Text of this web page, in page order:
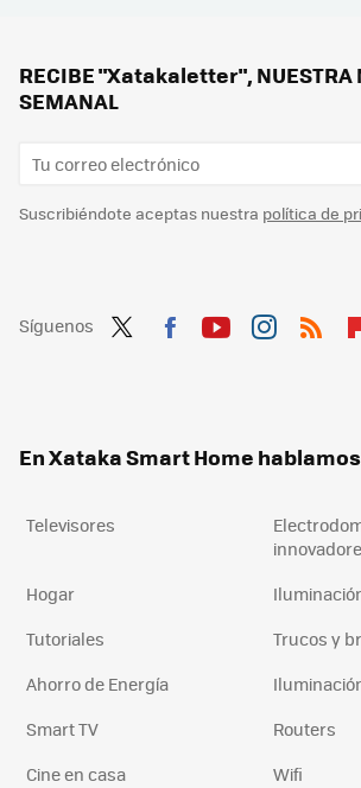
RECIBE "Xatakaletter", NUESTRA
SEMANAL
Suscribiéndote aceptas nuestra política de
Síguenos
En Xataka Smart Home
Televisores
Hogar
Tutoriales
Trucos y
Ahorro de Energía
Smart TV
Routers
Cine en casa
Wifi